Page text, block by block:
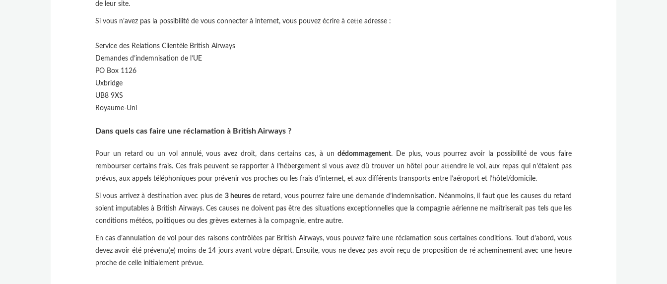
de leur site.
Si vous n’avez pas la possibilité de vous connecter à internet, vous pouvez écrire à cette adresse :
Service des Relations Clientèle British Airways
Demandes d’indemnisation de l’UE
PO Box 1126
Uxbridge
UB8 9XS
Royaume-Uni
Dans quels cas faire une réclamation à British Airways ?
Pour un retard ou un vol annulé, vous avez droit, dans certains cas, à undédommagement. De plus, vous pourrez avoir la possibilité de vous faire
rembourser certains frais. Ces frais peuvent se rapporter à l’hébergement si vous avez dû trouver un hôtel pour attendre le vol, aux repas qui n’étaient pas
prévus, aux appels téléphoniques pour prévenir vos proches ou les frais d’internet, et aux différents transports entre l’aéroport et l’hôtel/domicile.
Si vous arrivez à destination avec plus de 3 heures de retard, vous pourrez faire une demande d’indemnisation. Néanmoins, il faut que les causes du retard
soient imputables à British Airways. Ces causes ne doivent pas être des situations exceptionnelles que la compagnie aérienne ne maîtriserait pas tels que les
conditions météos, politiques ou des grèves externes à la compagnie, entre autre.
En cas d’annulation de vol pour des raisons contrôlées par British Airways, vous pouvez faire une réclamation sous certaines conditions. Tout d’abord, vous
devez avoir été prévenu(e) moins de 14 jours avant votre départ. Ensuite, vous ne devez pas avoir reçu de proposition de ré acheminement avec une heure
proche de celle initialement prévue.